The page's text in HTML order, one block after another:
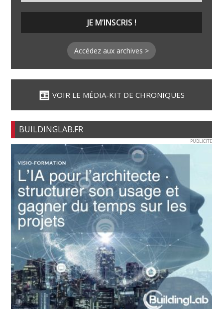
Accédez aux archives >
VOIR LE MÉDIA-KIT DE CHRONIQUES
BUILDINGLAB.FR
PUBLICITE